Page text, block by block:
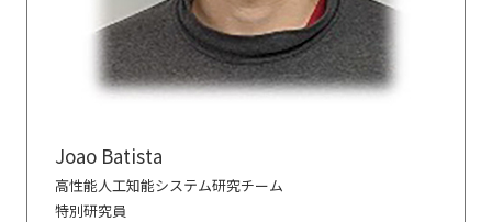
Joao Batista
高性能人工知能システム研究チーム
特別研究員